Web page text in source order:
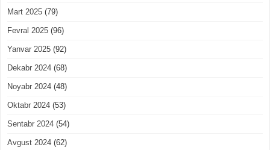
Mart 2025 (79)
Fevral 2025 (96)
Yanvar 2025 (92)
Dekabr 2024 (68)
Noyabr 2024 (48)
Oktabr 2024 (53)
Sentabr 2024 (54)
Avgust 2024 (62)